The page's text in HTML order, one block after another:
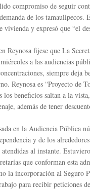
compromiso de seguir
de los
vivienda y expresó que “el
Reynosa fijese que La
a las audiencias
siempre deja
Reynosa es “Proyecto de
los beneficios saltan a la
además de tener
en la Audiencia Pública
y de los
al instante.
que conforman esta
la incorporación al Seguro
para recibir peticiones